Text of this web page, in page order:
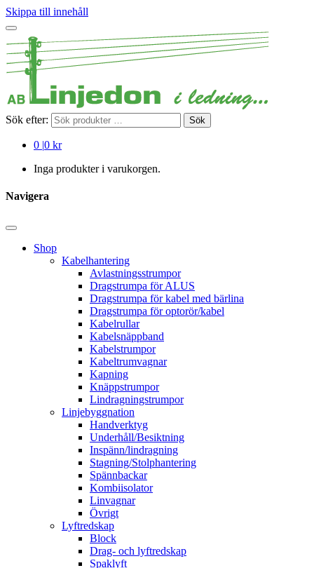
Skippa till innehåll
Sök efter: Sök
0 |0 kr
Inga produkter i varukorgen.
Navigera
Shop
Kabelhantering
Avlastningsstrumpor
Dragstrumpa för ALUS
Dragstrumpa för kabel med bärlina
Dragstrumpa för optorör/kabel
Kabelrullar
Kabelsnäppband
Kabelstrumpor
Kabeltrumvagnar
Kapning
Knäppstrumpor
Lindragningstrumpor
Linjebyggnation
Handverktyg
Underhåll/Besiktning
Inspänn/lindragning
Stagning/Stolphantering
Spännbackar
Kombiisolator
Linvagnar
Övrigt
Lyftredskap
Block
Drag- och lyftredskap
Spaklyft